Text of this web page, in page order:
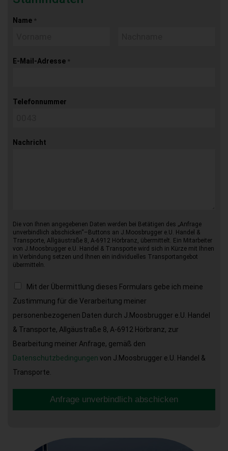
Name *
E-Mail-Adresse *
Telefonnummer
Nachricht
Die von Ihnen angegebenen Daten werden bei Betätigen des „Anfrage
unverbindlich abschicken“–Buttons an J.Moosbrugger e.U. Handel &
Transporte, Allgäustraße 8, A-6912 Hörbranz, übermittelt. Ein Mitarbeiter
von J.Moosbrugger e.U. Handel & Transporte wird sich in Kürze mit Ihnen
in Verbindung setzen und Ihnen ein individuelles Transportangebot
übermitteln.
Mit der Übermittlung dieses Formulars gebe ich meine
Zustimmung für die Verarbeitung meiner
personenbezogenen Daten durch J.Moosbrugger e.U. Handel
& Transporte, Allgäustraße 8, A-6912 Hörbranz, zur
Bearbeitung meiner Anfrage, gemäß den
Datenschutzbedingungen von J.Moosbrugger e.U. Handel &
Transporte.
Anfrage unverbindlich abschicken